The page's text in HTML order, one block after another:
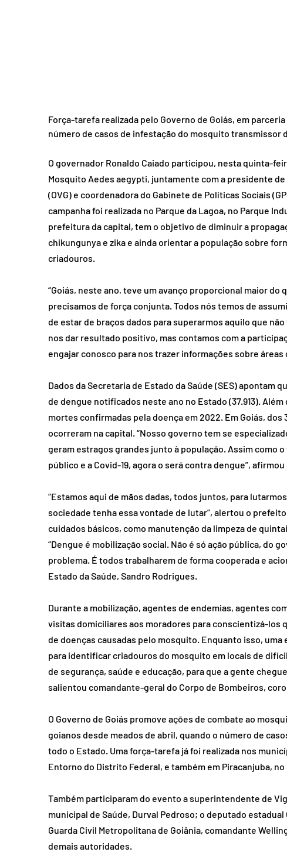
Força-tarefa realizada pelo Governo de Goiás, em
número de casos de infestação do mosquito transmissor
O governador Ronaldo Caiado participou, nesta quinta-
Mosquito Aedes aegypti, juntamente com a presidente de
(OVG) e coordenadora do Gabinete de Políticas Sociais
campanha foi realizada no Parque da Lagoa, no Parque
prefeitura da capital, tem o objetivo de diminuir a
chikungunya e zika e ainda orientar a população sobre
criadouros.
“Goiás, neste ano, teve um avanço proporcional maior do
precisamos de força conjunta. Todos nós temos de
de estar de braços dados para superarmos aquilo que
nos dar resultado positivo, mas contamos com a
engajar conosco para nos trazer informações sobre
Dados da Secretaria de Estado da Saúde (SES) apontam
de dengue notificados neste ano no Estado (37.913).
mortes confirmadas pela doença em 2022. Em Goiás,
ocorreram na capital. “Nosso governo tem se
geram estragos grandes junto à população. Assim como
público e a Covid-19, agora o será contra dengue”,
“Estamos aqui de mãos dadas, todos juntos, para
sociedade tenha essa vontade de lutar”, alertou o
cuidados básicos, como manutenção da limpeza de
“Dengue é mobilização social. Não é só ação pública, do
problema. É todos trabalharem de forma cooperada e
Estado da Saúde, Sandro Rodrigues.
Durante a mobilização, agentes de endemias, agentes
visitas domiciliares aos moradores para conscientizá-los
de doenças causadas pelo mosquito. Enquanto isso,
para identificar criadouros do mosquito em locais de
de segurança, saúde e educação, para que a gente
salientou comandante-geral do Corpo de Bombeiros,
O Governo de Goiás promove ações de combate ao
goianos desde meados de abril, quando o número de
todo o Estado. Uma força-tarefa já foi realizada nos
Entorno do Distrito Federal, e também em Piracanjuba, no
Também participaram do evento a superintendente de
municipal de Saúde, Durval Pedroso; o deputado
Guarda Civil Metropolitana de Goiânia, comandante
demais autoridades.